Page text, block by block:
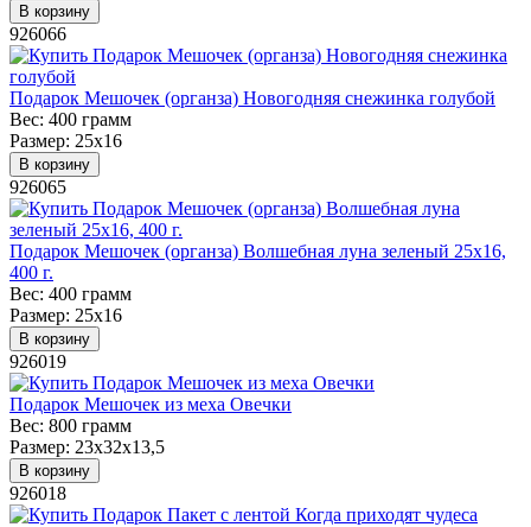
В корзину
926066
Подарок Мешочек (органза) Новогодняя снежинка голубой
Вес: 400 грамм
Размер: 25х16
В корзину
926065
Подарок Мешочек (органза) Волшебная луна зеленый 25х16,
400 г.
Вес: 400 грамм
Размер: 25х16
В корзину
926019
Подарок Мешочек из меха Овечки
Вес: 800 грамм
Размер: 23х32х13,5
В корзину
926018